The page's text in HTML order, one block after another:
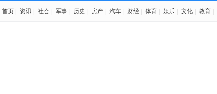
首页 资讯 社会 军事 历史 房产 汽车 财经 体育 娱乐 文化 教育